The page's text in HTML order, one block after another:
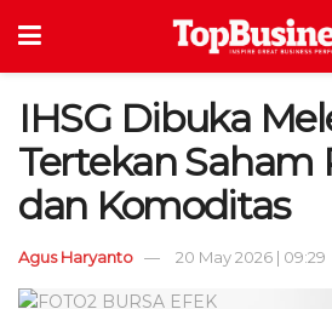
IHSG Dibuka
Tertekan Saham
dan Komoditas
Agus Haryanto 20 May 2026 | 09:29